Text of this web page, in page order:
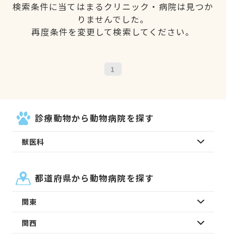
検索条件に当てはまるクリニック・病院は見つか
りませんでした。
再度条件を変更して検索してください。
1
診療動物から動物病院を探す
獣医科
都道府県から動物病院を探す
関東
関西